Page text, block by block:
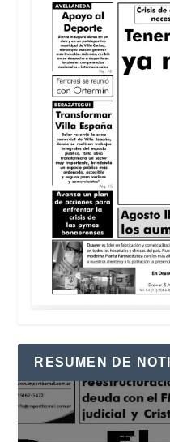
RESUMEN DE
Reproductor
de
vídeo